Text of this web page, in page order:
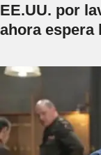
EE.UU. por
ahora espera